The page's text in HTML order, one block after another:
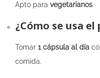
Apto para vegetarianos.
¿Cómo se usa
Tomar 1 cápsula al día
comida.